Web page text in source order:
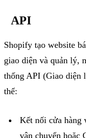
API
Shopify tạo website
giao diện và quản lý,
thống API (Giao diện
thể:
Kết nối cửa hàng
vận chuyển hoặc